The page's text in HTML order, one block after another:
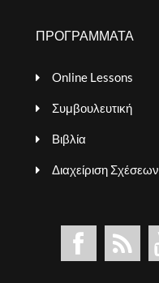
ΠΡΟΓΡΑΜΜΑΤΑ
Online Lessons
Συμβουλευτική
Βιβλία
Διαχείριση Σχέσεων